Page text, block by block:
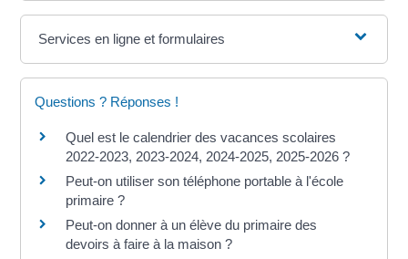
Services en ligne et formulaires
Questions ? Réponses !
Quel est le calendrier des vacances scolaires
2022-2023, 2023-2024, 2024-2025, 2025-2026 ?
Peut-on utiliser son téléphone portable à l'école
primaire ?
Peut-on donner à un élève du primaire des
devoirs à faire à la maison ?